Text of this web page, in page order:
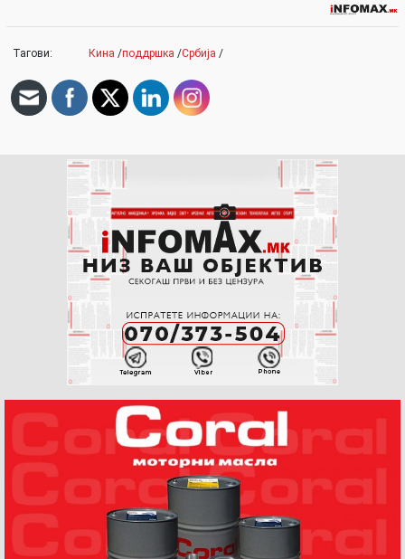
Тагови: Кина /поддршка /Србија /